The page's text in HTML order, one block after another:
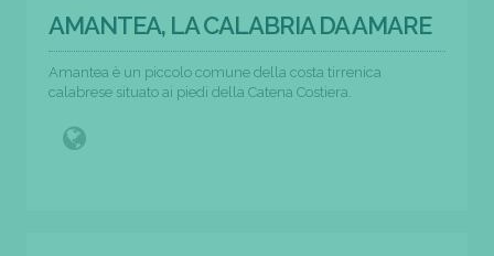
AMANTEA, LA CALABRIA DA AMARE
Amantea è un piccolo comune della costa tirrenica
calabrese situato ai piedi della Catena Costiera.